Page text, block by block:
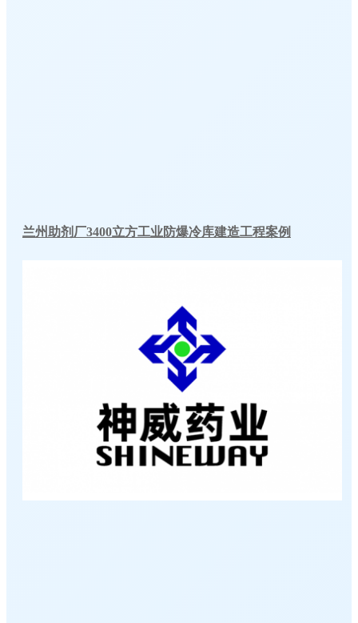
兰州助剂厂3400立方工业防爆冷库建造工程案例